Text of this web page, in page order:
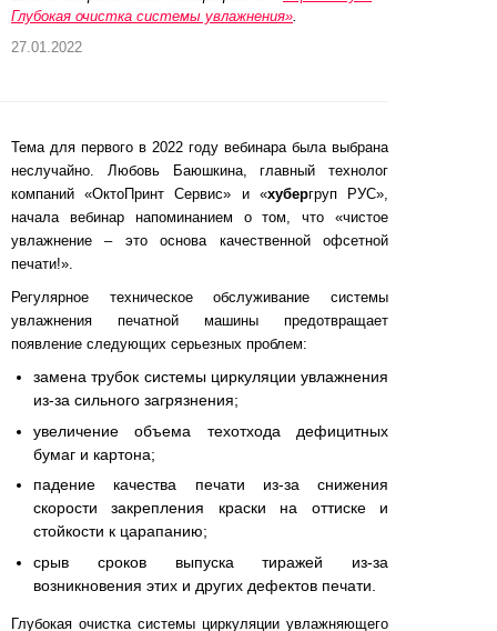
Глубокая очистка системы увлажнения»
27.01.2022
Тема для первого в 2022 году вебинара была выбрана
неслучайно. Любовь Баюшкина, главный технолог
компаний «ОктоПринт Сервис» и «хубергруп РУС»,
начала вебинар напоминанием о том, что «чистое
увлажнение – это основа качественной офсетной
печати!».
Регулярное техническое обслуживание системы
увлажнения печатной машины предотвращает
появление следующих серьезных проблем:
замена трубок системы циркуляции увлажнения
из-за сильного загрязнения;
увеличение объема техотхода дефицитных
бумаг и картона;
падение качества печати из-за снижения
скорости закрепления краски на оттиске и
стойкости к царапанию;
срыв сроков выпуска тиражей из-за
возникновения этих и других дефектов печати.
Глубокая очистка системы циркуляции увлажняющего